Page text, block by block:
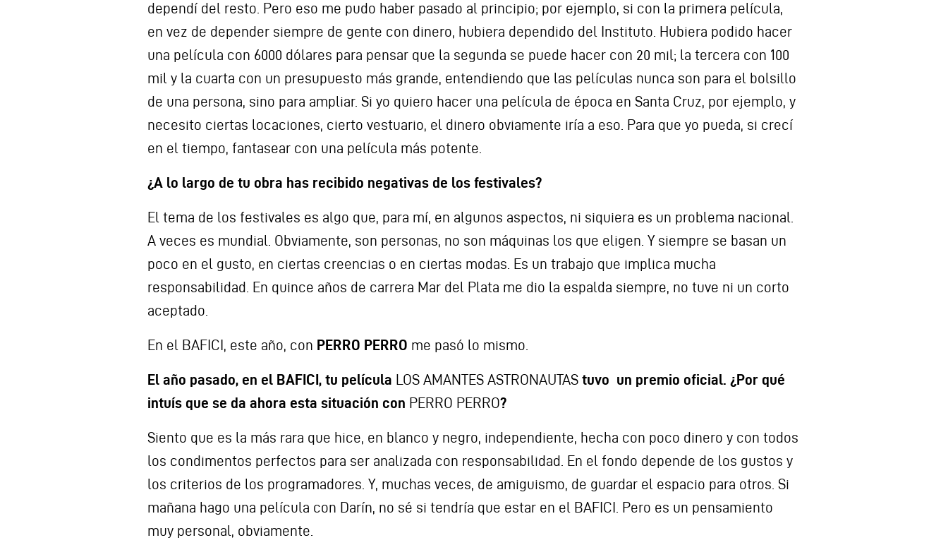
dependí del resto. Pero eso me pudo haber pasado al principio; por ejemplo, si con la primera película,
en vez de depender siempre de gente con dinero, hubiera dependido del Instituto. Hubiera podido hacer
una película con 6000 dólares para pensar que la segunda se puede hacer con 20 mil; la tercera con 100
mil y la cuarta con un presupuesto más grande, entendiendo que las películas nunca son para el bolsillo
de una persona, sino para ampliar. Si yo quiero hacer una película de época en Santa Cruz, por ejemplo, y
necesito ciertas locaciones, cierto vestuario, el dinero obviamente iría a eso. Para que yo pueda, si crecí
en el tiempo, fantasear con una película más potente.
¿A lo largo de tu obra has recibido negativas de los festivales?
El tema de los festivales es algo que, para mí, en algunos aspectos, ni siquiera es un problema nacional.
A veces es mundial. Obviamente, son personas, no son máquinas los que eligen. Y siempre se basan un
poco en el gusto, en ciertas creencias o en ciertas modas. Es un trabajo que implica mucha
responsabilidad. En quince años de carrera Mar del Plata me dio la espalda siempre, no tuve ni un corto
aceptado.
En el BAFICI, este año, con PERRO PERRO me pasó lo mismo.
El año pasado, en el BAFICI, tu película LOS AMANTES ASTRONAUTAS tuvo un premio oficial. ¿Por qué
intuís que se da ahora esta situación con PERRO PERRO?
Siento que es la más rara que hice, en blanco y negro, independiente, hecha con poco dinero y con todos
los condimentos perfectos para ser analizada con responsabilidad. En el fondo depende de los gustos y
los criterios de los programadores. Y, muchas veces, de amiguismo, de guardar el espacio para otros. Si
mañana hago una película con Darín, no sé si tendría que estar en el BAFICI. Pero es un pensamiento
muy personal, obviamente.